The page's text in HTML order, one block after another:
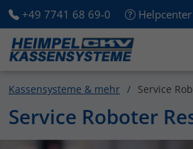
+49 7741 68 69-0 Helpcenter
Kassensysteme & mehr Service
Service Roboter